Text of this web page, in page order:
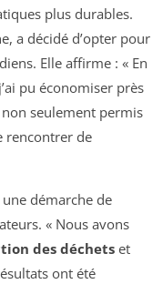
plus durables.
a décidé d’opter pour
Elle affirme : « En
pu économiser près
non seulement permis
rencontrer de
démarche de
« Nous avons
des déchetset
ont été